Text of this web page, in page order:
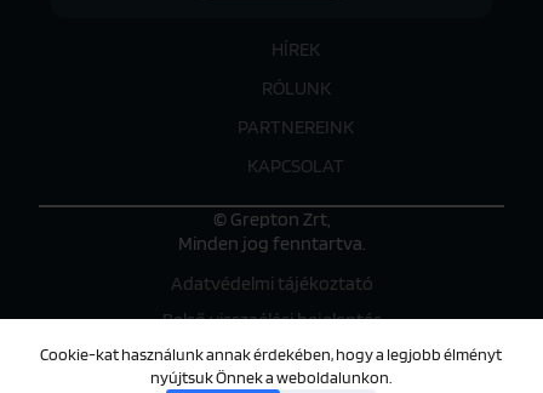
Cookie-kat használunk annak érdekében, hogy a legjobb élményt
nyújtsuk Önnek a weboldalunkon.
HÍREK
RÓLUNK
PARTNEREINK
KAPCSOLAT
© Grepton Zrt,
Minden jog fenntartva.
Adatvédelmi tájékoztató
Belső visszaélési bejelentés